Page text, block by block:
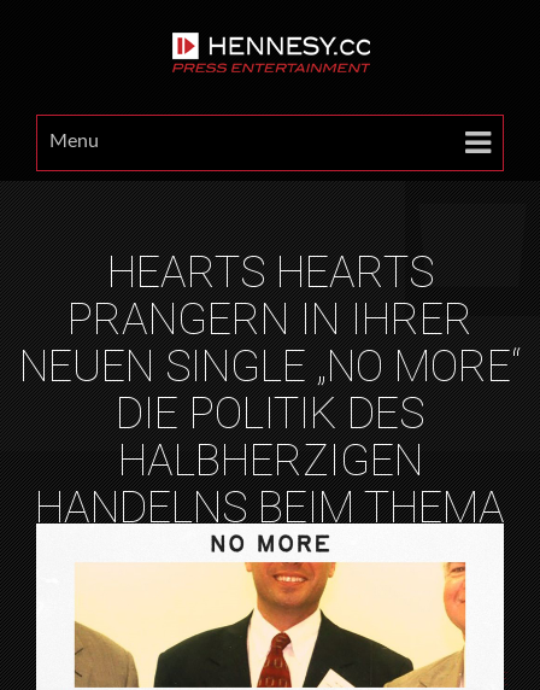
Menu
HEARTS HEARTS
PRANGERN IN IHRER
NEUEN SINGLE „NO MORE“
DIE POLITIK DES
HALBHERZIGEN
HANDELNS BEIM THEMA
KLIMAWANDEL
X
HOME
RELEASES
HEARTS HEARTS PRANGERN IN IHRER NEUEN SINGLE